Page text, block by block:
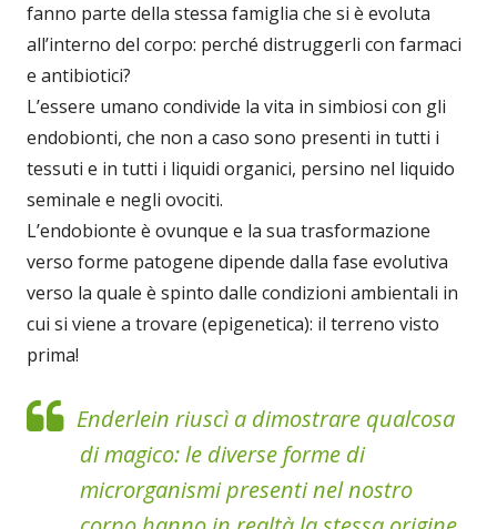
fanno parte della stessa famiglia che si è evoluta
all’interno del corpo: perché distruggerli con farmaci
e antibiotici?
L’essere umano condivide la vita in simbiosi con gli
endobionti, che non a caso sono presenti in tutti i
tessuti e in tutti i liquidi organici, persino nel liquido
seminale e negli ovociti.
L’endobionte è ovunque e la sua trasformazione
verso forme patogene dipende dalla fase evolutiva
verso la quale è spinto dalle condizioni ambientali in
cui si viene a trovare (epigenetica): il terreno visto
prima!
Enderlein riuscì a dimostrare qualcosa
di magico: le diverse forme di
microrganismi presenti nel nostro